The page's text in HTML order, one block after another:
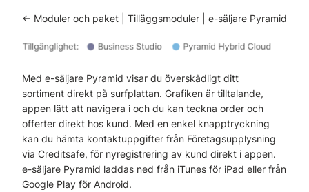
<- Moduler och paket | Tilläggsmoduler | e-säljare Pyramid
Med e-säljare Pyramid visar du överskådligt ditt
sortiment direkt på surfplattan. Grafiken är tilltalande,
appen lätt att navigera i och du kan teckna order och
offerter direkt hos kund. Med en enkel knapptryckning
kan du hämta kontaktuppgifter från Företagsupplysning
via Creditsafe, för nyregistrering av kund direkt i appen.
e-säljare Pyramid laddas ned från iTunes för iPad eller från
Google Play för Android.